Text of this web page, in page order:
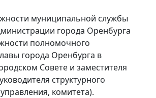
муниципальной службы
города Оренбурга
полномочного
города Оренбурга в
Совете и заместителя
структурного
комитета).